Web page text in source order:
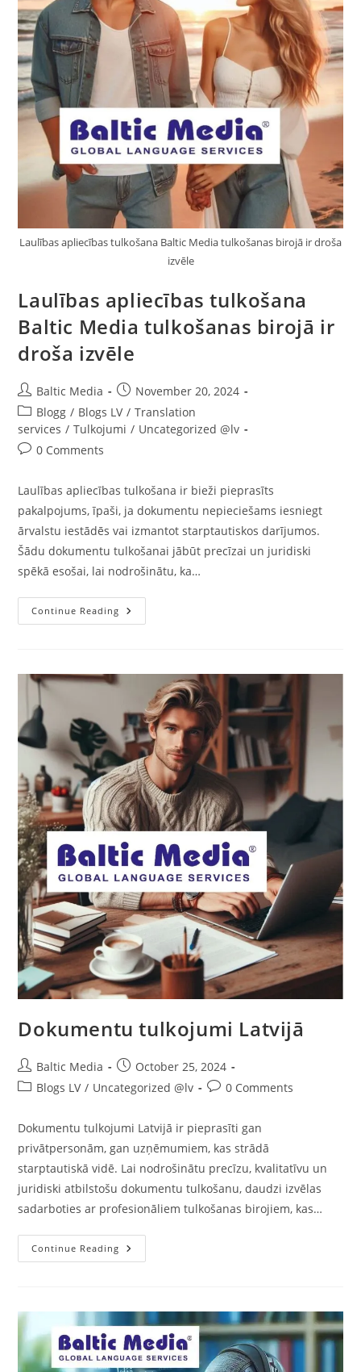
Laulības apliecības tulkošana Baltic Media tulkošanas birojā ir droša
izvēle
Laulības apliecības tulkošana
Baltic Media tulkošanas birojā ir
droša izvēle
Post
author:
Baltic Media
Post
published:
November 20, 2024
Post
category:
Blogg / Blogs LV / Translation
services / Tulkojumi / Uncategorized @lv
Post0 Comments
Laulības apliecības tulkošana ir bieži pieprasīts
pakalpojums, īpaši, ja dokumentu nepieciešams iesniegt
ārvalstu iestādēs vai izmantot starptautiskos darījumos.
Šādu dokumentu tulkošanai jābūt precīzai un juridiski
spēkā esošai, lai nodrošinātu, ka…
Continue Reading Laulības
Apliecības
Birojā
Ir
Droša
Izvēle
Dokumentu tulkojumi Latvijā
Post
author:
Baltic Media
Post
published:
October 25, 2024
PostBlogs LV / Uncategorized @lv
Post0 Comments
Dokumentu tulkojumi Latvijā ir pieprasīti gan
privātpersonām, gan uzņēmumiem, kas strādā
starptautiskā vidē. Lai nodrošinātu precīzu, kvalitatīvu un
juridiski atbilstošu dokumentu tulkošanu, daudzi izvēlas
sadarboties ar profesionāliem tulkošanas birojiem, kas…
Continue Reading Dokumentu
Tulkojumi